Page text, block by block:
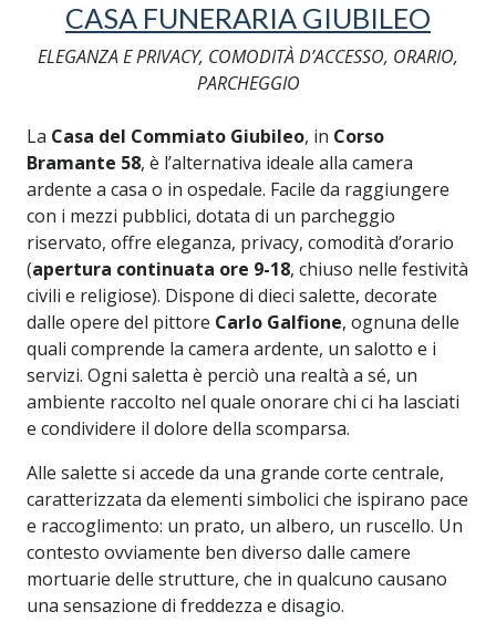
CASA FUNERARIA GIUBILEO
ELEGANZA E PRIVACY, COMODITÀ D’ACCESSO, ORARIO,
PARCHEGGIO
La Casa del Commiato Giubileo, in Corso
Bramante 58, è l’alternativa ideale alla camera
ardente a casa o in ospedale. Facile da raggiungere
con i mezzi pubblici, dotata di un parcheggio
riservato, offre eleganza, privacy, comodità d’orario
(apertura continuata ore 9-18, chiuso nelle festività
civili e religiose). Dispone di dieci salette, decorate
dalle opere del pittore Carlo Galfione, ognuna delle
quali comprende la camera ardente, un salotto e i
servizi. Ogni saletta è perciò una realtà a sé, un
ambiente raccolto nel quale onorare chi ci ha lasciati
e condividere il dolore della scomparsa.
Alle salette si accede da una grande corte centrale,
caratterizzata da elementi simbolici che ispirano pace
e raccoglimento: un prato, un albero, un ruscello. Un
contesto ovviamente ben diverso dalle camere
mortuarie delle strutture, che in qualcuno causano
una sensazione di freddezza e disagio.